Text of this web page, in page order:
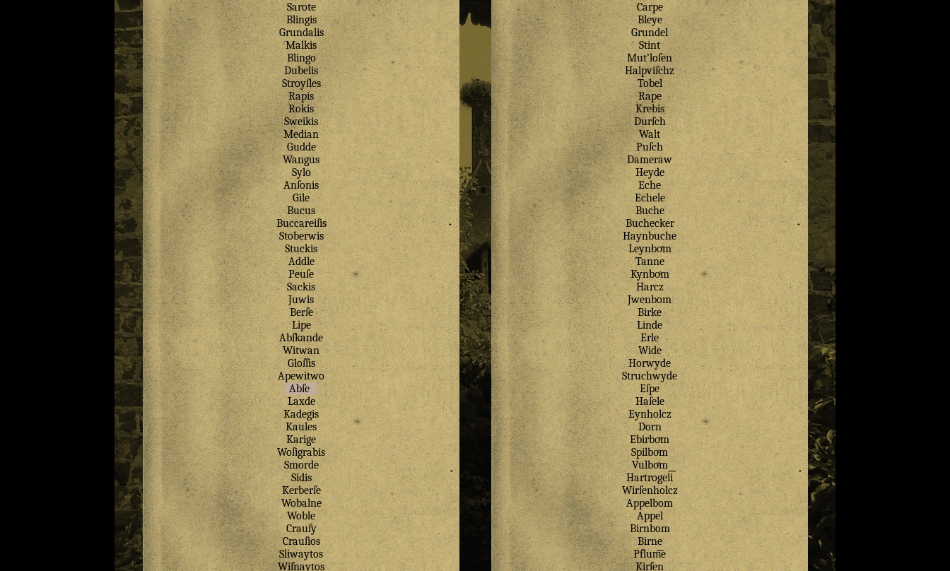
Sarote
Blingis
Grundalis
Malkis
Blingo
Dubelis
Stroyſles
Rapis
Rokis
Sweikis
Median
Gudde
Wangus
Sylo
Anſonis
Gile
Bucus
Buccareiſis
Stoberwis
Stuckis
Addle
Peuſe
Sackis
Juwis
Berſe
Lipe
Abſkande
Witwan
Gloſſis
Apewitwo
Abſe
Laxde
Kadegis
Kaules
Karige
Woſigrabis
Smorde
Sidis
Kerberſe
Wobalne
Woble
Crauſy
Crauſios
Sliwaytos
Wiſnaytos
Carpe
Bleye
Grundel
Stint
Mut’loſen
Halpviſchz
Tobel
Rape
Krebis
Durſch
Walt
Puſch
Dameraw
Heyde
Eche
Echele
Buche
Buchecker
Haynbuche
Leynboͤm
Tanne
Kynboͤm
Harcz
Jwenbom
Birke
Linde
Erle
Wide
Horwyde
Struchwyde
Eſpe
Haſele
Eynholcz
Dorn
Ebirboͤm
Spilboͤm
Vulboͤm
Hartrogel͡i
Wirſenholcz
Appelbom
Appel
Birnbom
Birne
Pflum͡e
Kirſen